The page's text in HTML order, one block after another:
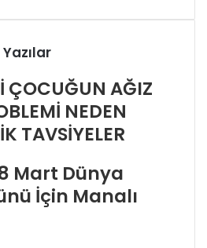
ÇOCUĞUN AĞIZ
NEDEN
TAVSİYELER
Mart Dünya
İçin Manalı